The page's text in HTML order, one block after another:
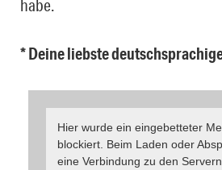
habe.
* Deine liebste
Hier wurde ein eingebetteter
blockiert. Beim Laden oder
eine Verbindung zu den